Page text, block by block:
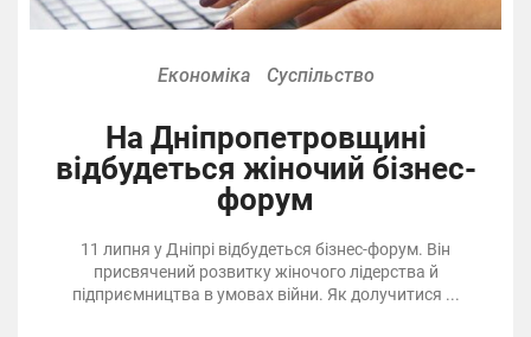
Економіка Суспільство
На Дніпропетровщині
відбудеться жіночий бізнес-
форум
11 липня у Дніпрі відбудеться бізнес-форум. Він
присвячений розвитку жіночого лідерства й
підприємництва в умовах війни. Як долучитися ...